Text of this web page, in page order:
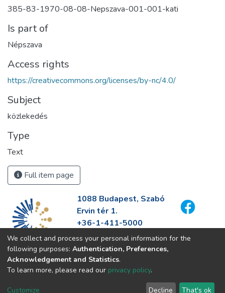
385-83-1970-08-08-Nepszava-001-001-kati
Is part of
Népszava
Access rights
https://creativecommons.org/licenses/by-nc/4.0/
Subject
közlekedés
Type
Text
Full item page
1088 Budapest, Szabó
Ervin tér 1.
+36-1-411-5000
info@fszek.hu
https://fszek.hu
We collect and process your personal information for the
following purposes: Authentication, Preferences,
Acknowledgement and Statistics.
To learn more, please read our privacy policy.
Customize Decline That's ok